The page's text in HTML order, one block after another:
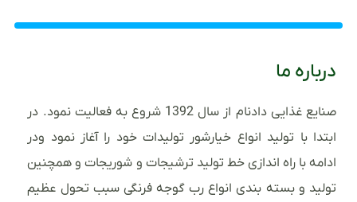
درباره ما
صنایع غذایی دادنام از سال 1392 شروع به فعالیت نمود. در
ابتدا با تولید انواع خیارشور تولیدات خود را آغاز نمود ودر
ادامه با راه اندازی خط تولید ترشیجات و شوریجات و همچنین
تولید و بسته بندی انواع رب گوجه فرنگی سبب تحول عظیم